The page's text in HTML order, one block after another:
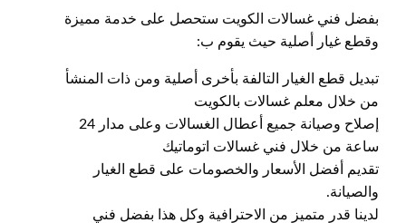
بفضل فني غسالات الكويت ستحصل على خدمة مميزة
وقطع غيار أصلية حيث يقوم ب:
تبديل قطع الغيار التالفة بأخرى أصلية ومن ذات المنشأ
من خلال معلم غسالات بالكويت
إصلاح وصيانة جميع أعطال الغسالات وعلى مدار 24
ساعة من خلال فني غسالات اتوماتيك
تقديم أفضل الأسعار والخصومات على قطع الغيار
والصيانة.
لدينا قدر متميز من الاحترافية وكل هذا بفضل فني